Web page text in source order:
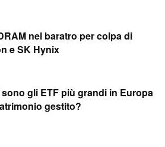
nel baratro per colpa di
e SK Hynix
gli ETF più grandi in Europa
gestito?